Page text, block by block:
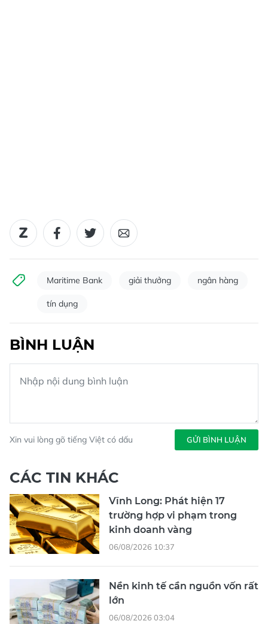
Maritime Bank giải thưởng ngân hàng
tín dụng
BÌNH LUẬN
Xin vui lòng gõ tiếng Việt có dấu GỬI BÌNH LUẬN
CÁC TIN KHÁC
Vĩnh Long: Phát hiện 17
trường hợp vi phạm trong
kinh doanh vàng
06/08/2026 10:37
Nền kinh tế cần nguồn vốn rất
lớn
06/08/2026 03:04